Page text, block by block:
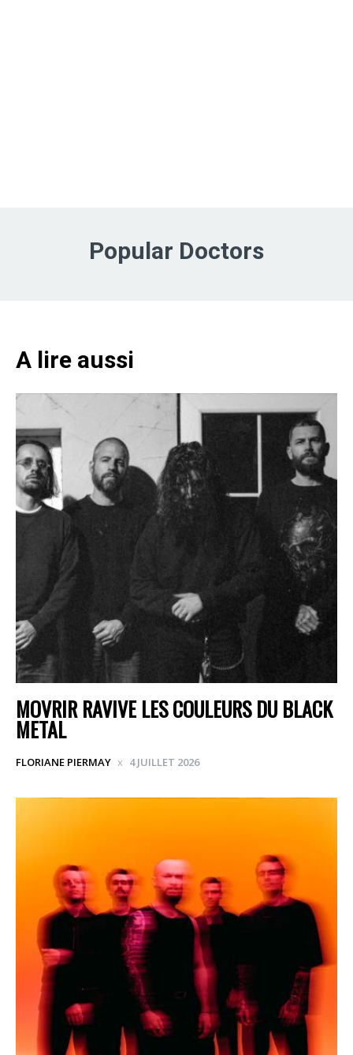
Popular Doctors
A lire aussi
MOVRIR RAVIVE LES COULEURS DU BLACK
METAL
FLORIANE PIERMAY 4 JUILLET 2026